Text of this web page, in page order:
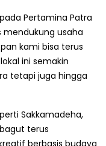
Pertamina Patra
mendukung usaha
kami bisa terus
ini semakin
tetapi juga hingga
Sakkamadeha,
terus
berbasis budaya